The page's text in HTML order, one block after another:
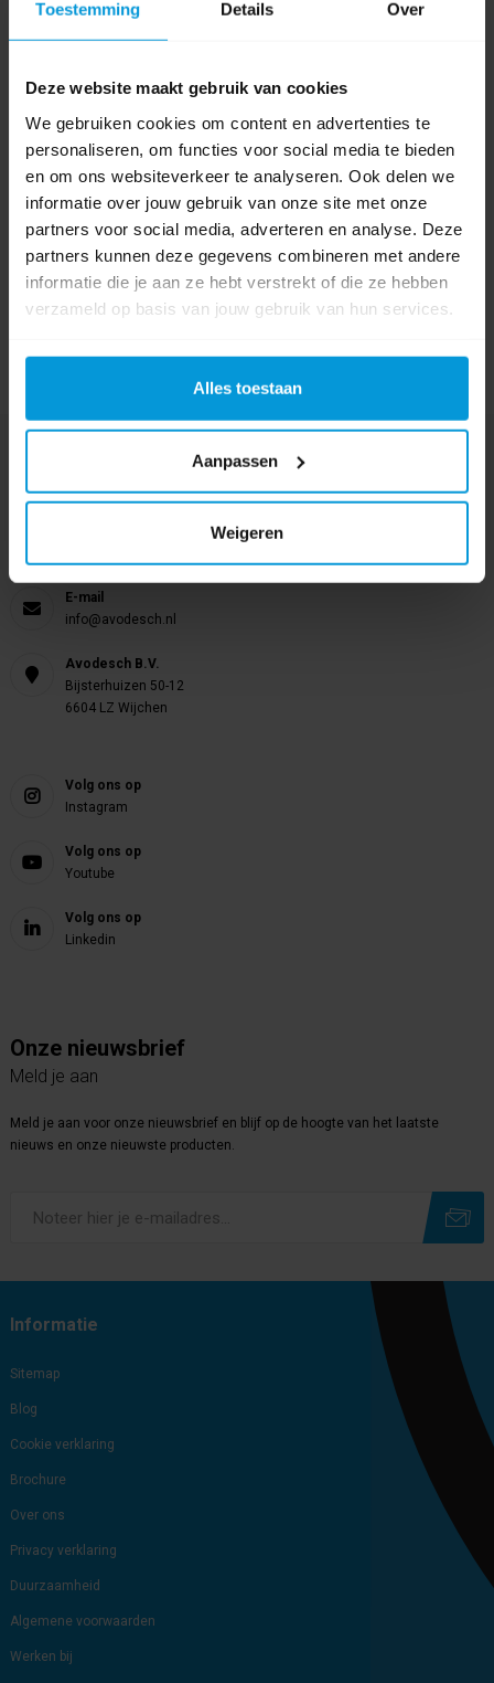
Toestemming Details Over
Deze website maakt gebruik van cookies
We gebruiken cookies om content en advertenties te
personaliseren, om functies voor social media te bieden
en om ons websiteverkeer te analyseren. Ook delen we
informatie over jouw gebruik van onze site met onze
partners voor social media, adverteren en analyse. Deze
partners kunnen deze gegevens combineren met andere
informatie die je aan ze hebt verstrekt of die ze hebben
verzameld op basis van jouw gebruik van hun services.
Alles toestaan
Aanpassen
Weigeren
Kleur
0 beoordeling(en)
Schrijf als eerste voor dit product een beoordeling
Onze product specialisten staan voor je klaar!
E-mail
info@avodesch.nl
Avodesch B.V.
Bijsterhuizen 50-12
6604 LZ Wijchen
Volg ons op
Instagram
Volg ons op
Youtube
Volg ons op
Linkedin
Onze nieuwsbrief
Meld je aan
Meld je aan voor onze nieuwsbrief en blijf op de hoogte van het laatste
nieuws en onze nieuwste producten.
Informatie
Sitemap
Blog
Cookie verklaring
Brochure
Over ons
Privacy verklaring
Duurzaamheid
Algemene voorwaarden
Werken bij